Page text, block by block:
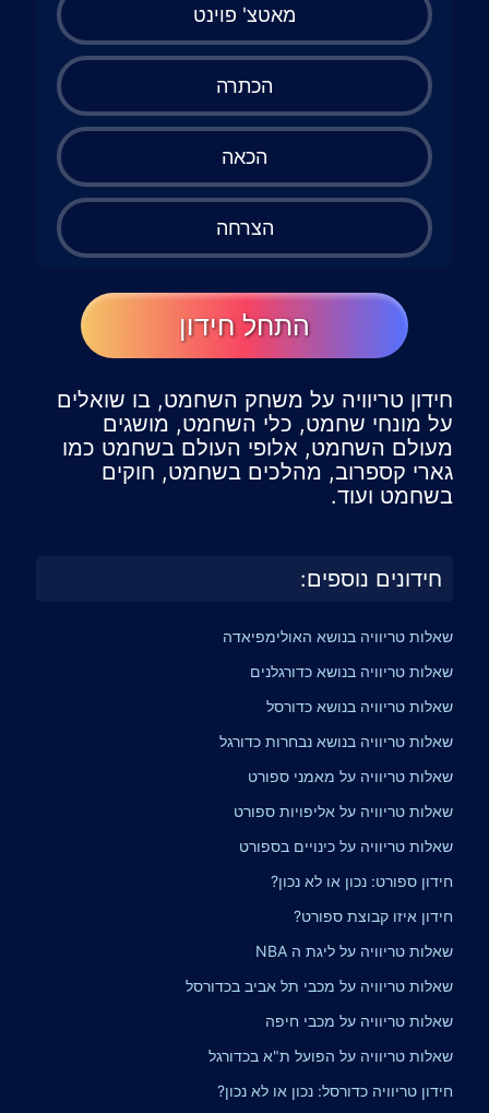
מאטצ' פוינט
הכתרה
הכאה
הצרחה
התחל חידון
חידון טריוויה על משחק השחמט, בו שואלים
על מונחי שחמט, כלי השחמט, מושגים
מעולם השחמט, אלופי העולם בשחמט כמו
גארי קספרוב, מהלכים בשחמט, חוקים
בשחמט ועוד.
חידונים נוספים:
שאלות טריוויה בנושא האולימפיאדה
שאלות טריוויה בנושא כדורגלנים
שאלות טריוויה בנושא כדורסל
שאלות טריוויה בנושא נבחרות כדורגל
שאלות טריוויה על מאמני ספורט
שאלות טריוויה על אליפויות ספורט
שאלות טריוויה על כינויים בספורט
חידון ספורט: נכון או לא נכון?
חידון איזו קבוצת ספורט?
שאלות טריוויה על ליגת ה NBA
שאלות טריוויה על מכבי תל אביב בכדורסל
שאלות טריוויה על מכבי חיפה
שאלות טריוויה על הפועל ת"א בכדורגל
חידון טריוויה כדורסל: נכון או לא נכון?